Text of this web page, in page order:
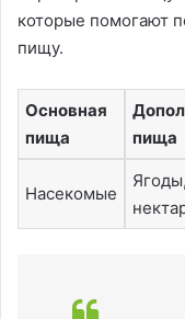
которые помогают
пищу.
Основная
пища
пища
Насекомые